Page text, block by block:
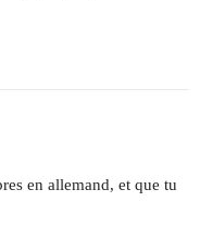
en allemand, et que tu